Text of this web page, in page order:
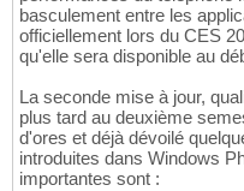
basculement entre les
officiellement lors du CES
qu'elle sera disponible au
La seconde mise à jour,
plus tard au deuxième
d'ores et déjà dévoilé
introduites dans Windows
importantes sont :